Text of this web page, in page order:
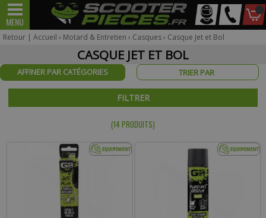
MENU
véhicule
Scooter Mécaboite
Retour | Accueil › Motard & Entretien › Casques› Casque Jet et Bol
CASQUE JET ET BOL
AFFINER PAR CATÉGORIES
FILTRER
(14 PRODUITS)
Pour être informé sur la disponibilité du produit,
veuillez indiquer votre email.
Votre produit appartient à notre déstockage ? Il ne sera
de son succès.